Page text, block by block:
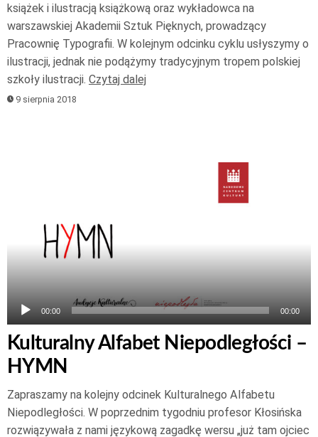
książek i ilustracją książkową oraz wykładowca na
warszawskiej Akademii Sztuk Pięknych, prowadzący
Pracownię Typografii. W kolejnym odcinku cyklu usłyszymy o
ilustracji, jednak nie podążymy tradycyjnym tropem polskiej
szkoły ilustracji. Czytaj dalej
9 sierpnia 2018
00:00 00:00
Kulturalny Alfabet Niepodległości –
HYMN
Zapraszamy na kolejny odcinek Kulturalnego Alfabetu
Niepodległości. W poprzednim tygodniu profesor Kłosińska
rozwiązywała z nami językową zagadkę wersu „już tam ojciec